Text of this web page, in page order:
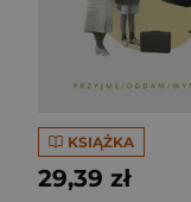
KSIĄŻKA
29,39 zł